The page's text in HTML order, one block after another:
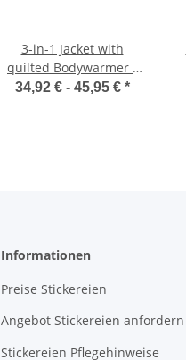
3-in-1 Jacket with
quilted Bodywarmer /
Result R215X
34,92 € - 45,95 € *
Informationen
Preise Stickereien
Angebot Stickereien anfordern
Stickereien Pflegehinweise